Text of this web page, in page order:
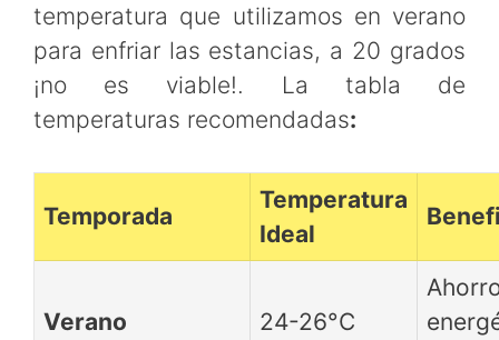
temperatura que utilizamos en verano
para enfriar las estancias, a 20 grados
¡no es viable!. La tabla de
temperaturas recomendadas:
Temporada
Temperatura
Ideal
Verano 24-26°C